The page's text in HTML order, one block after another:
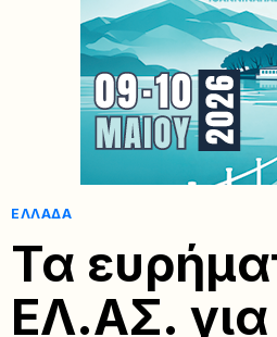
ΕΛΛΆΔΑ
Τα
ΕΛ.ΑΣ. για